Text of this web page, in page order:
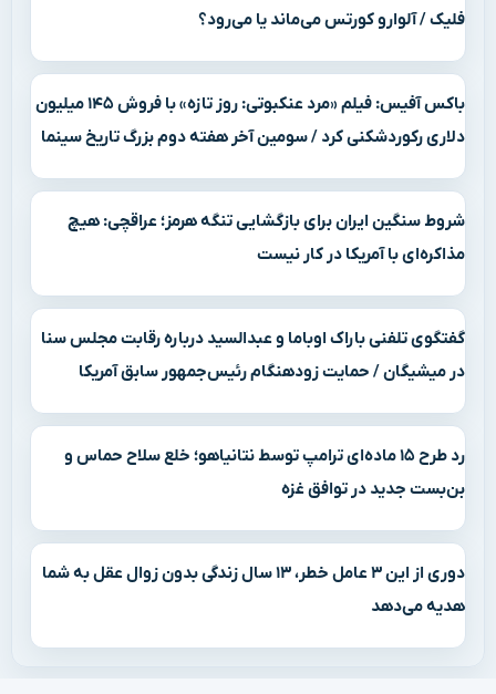
فلیک / آلوارو کورتس می‌ماند یا می‌رود؟
باکس آفیس: فیلم «مرد عنکبوتی: روز تازه» با فروش ۱۴۵ میلیون
دلاری رکوردشکنی کرد / سومین آخر هفته دوم بزرگ تاریخ سینما
شروط سنگین ایران برای بازگشایی تنگه هرمز؛ عراقچی: هیچ
مذاکره‌ای با آمریکا در کار نیست
گفتگوی تلفنی باراک اوباما و عبدالسید درباره رقابت مجلس سنا
در میشیگان / حمایت زودهنگام رئیس‌جمهور سابق آمریکا
رد طرح ۱۵ ماده‌ای ترامپ توسط نتانیاهو؛ خلع سلاح حماس و
بن‌بست جدید در توافق غزه
دوری از این ۳ عامل خطر، ۱۳ سال زندگی بدون زوال عقل به شما
هدیه می‌دهد